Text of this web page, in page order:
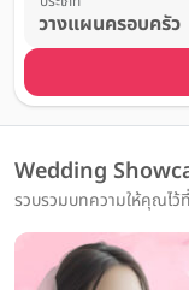
Wedding
รวบรวมบทความให้คุณไว้